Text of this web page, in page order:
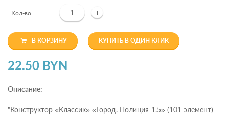
Кол-во +
В КОРЗИНУ КУПИТЬ В ОДИН КЛИК
22.50 BYN
Описание:
"Конструктор «Классик» «Город. Полиция-1.5» (101 элемент)